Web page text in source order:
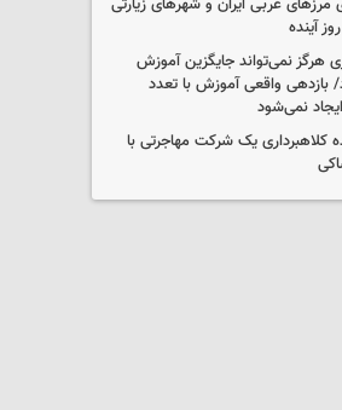
غربی ایران و شهرهای زیارتی
آینده
هرگز نمی‌تواند جایگزین آموزش
واقعی آموزش با تعدد
نمی‌شود
کلاهبرداری یک شرکت مهاجرتی با